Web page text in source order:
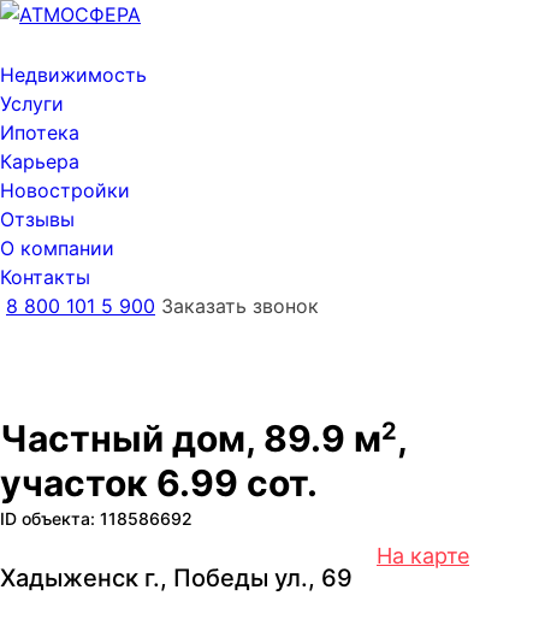
Недвижимость
Услуги
Ипотека
Карьера
Новостройки
Отзывы
О компании
Контакты
8 800 101 5 900 Заказать звонок
Частный дом, 89.9 м2,
участок 6.99 сот.
ID объекта: 118586692
Хадыженск г., Победы ул., 69
На карте